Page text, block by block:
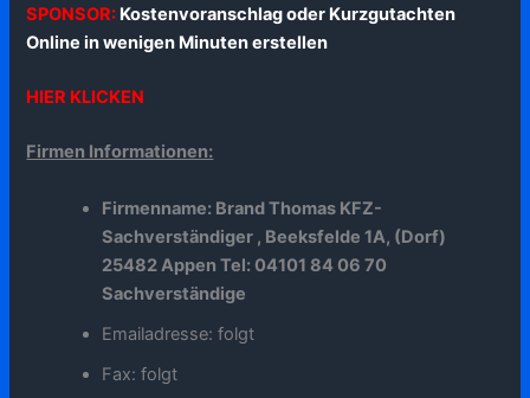
SPONSOR: Kostenvoranschlag oder Kurzgutachten
Online in wenigen Minuten erstellen
HIER KLICKEN
Firmen Informationen:
Firmenname: Brand Thomas KFZ-
Sachverständiger , Beeksfelde 1A, (Dorf)
25482 Appen Tel: 04101 84 06 70
Sachverständige
Emailadresse: folgt
Fax: folgt